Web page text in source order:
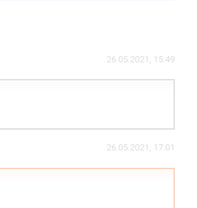
26.05.2021, 15:49
26.05.2021, 17:01